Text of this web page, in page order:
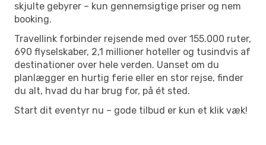
skjulte gebyrer – kun gennemsigtige priser og nem
booking.
Travellink forbinder rejsende med over 155.000 ruter,
690 flyselskaber, 2,1 millioner hoteller og tusindvis af
destinationer over hele verden. Uanset om du
planlægger en hurtig ferie eller en stor rejse, finder
du alt, hvad du har brug for, på ét sted.
Start dit eventyr nu – gode tilbud er kun et klik væk!